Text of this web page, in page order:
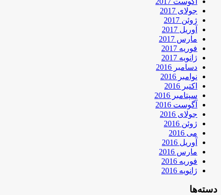
جولای 2017
ژوئن 2017
آوریل 2017
مارس 2017
فوریه 2017
ژانویه 2017
دسامبر 2016
نوامبر 2016
اکتبر 2016
سپتامبر 2016
آگوست 2016
جولای 2016
ژوئن 2016
می 2016
آوریل 2016
مارس 2016
فوریه 2016
ژانویه 2016
دسته‌ها